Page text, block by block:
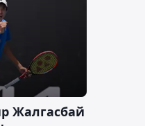
Жалгасбай